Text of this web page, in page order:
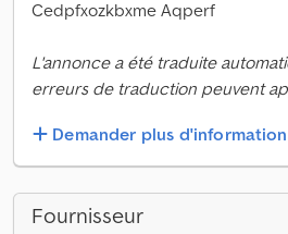
Cedpfxozkbxme Aqperf
L'annonce a été traduite
erreurs de traduction peuvent
Demander plus
Fournisseur